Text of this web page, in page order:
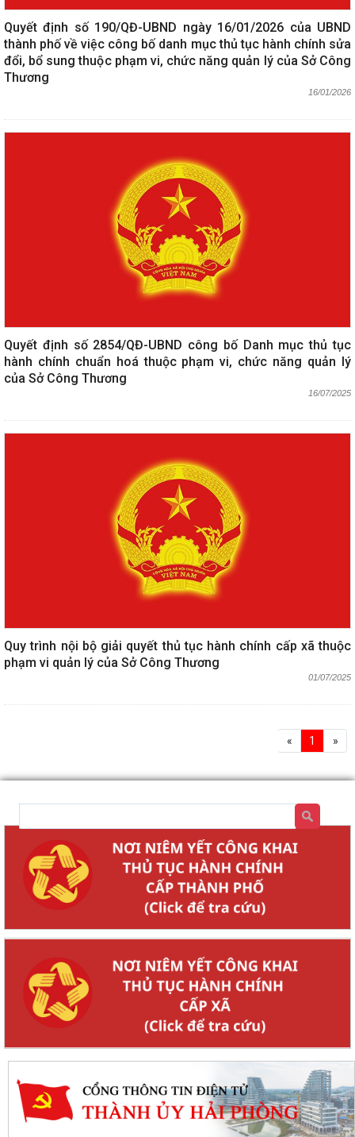
Quyết định số 190/QĐ-UBND ngày 16/01/2026 của UBND
thành phố về việc công bố danh mục thủ tục hành chính sửa
đổi, bổ sung thuộc phạm vi, chức năng quản lý của Sở Công
Thương
16/01/2026
Quyết định số 2854/QĐ-UBND công bố Danh mục thủ tục
hành chính chuẩn hoá thuộc phạm vi, chức năng quản lý
của Sở Công Thương
16/07/2025
Quy trình nội bộ giải quyết thủ tục hành chính cấp xã thuộc
phạm vi quản lý của Sở Công Thương
01/07/2025
« 1 »